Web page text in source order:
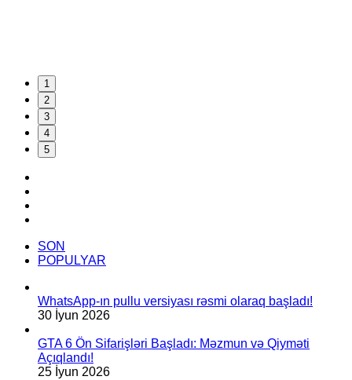
1
2
3
4
5
SON
POPULYAR
WhatsApp-ın pullu versiyası rəsmi olaraq başladı!
30 İyun 2026
GTA 6 Ön Sifarişləri Başladı: Məzmun və Qiyməti
Açıqlandı!
25 İyun 2026